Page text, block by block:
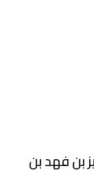
بن فهد بن